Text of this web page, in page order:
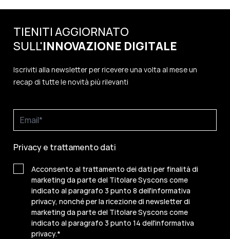
TIENITI AGGIORNATO
SULL'INNOVAZIONE DIGITALE
Iscriviti alla newsletter per ricevere una volta al mese un
recap di tutte le novità più rilevanti
Privacy e trattamento dati
Acconsento al trattamento dei dati per finalità di
marketing da parte del Titolare Syscons come
indicato al paragrafo 3 punto 8 dell'informativa
privacy, nonché per la ricezione di newsletter di
marketing da parte del Titolare Syscons come
indicato al paragrafo 3 punto 14 dell'informativa
privacy.*